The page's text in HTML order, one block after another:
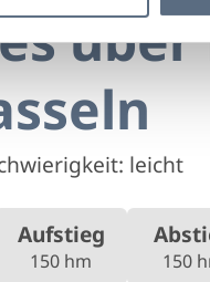
leicht
Aufstieg
150 hm 150